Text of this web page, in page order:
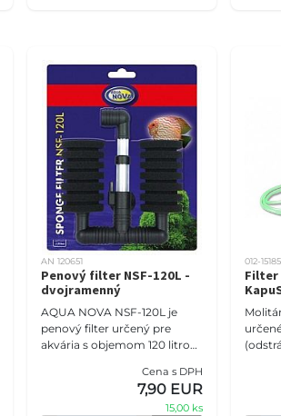
AN 120651
Penový filter NSF-120L -
dvojramenný
AQUA NOVA NSF-120L je
penový filter určený pre
akvária s objemom 120 litrov.
filter poskytuje biologickú a
Cena s DPH
7,90 EUR
15,00 ks
012-15185
Filter